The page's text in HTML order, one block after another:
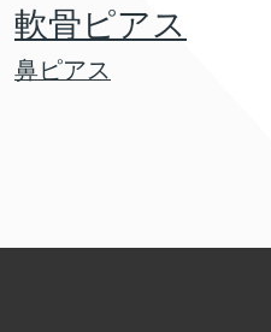
軟骨ピアス
鼻ピアス